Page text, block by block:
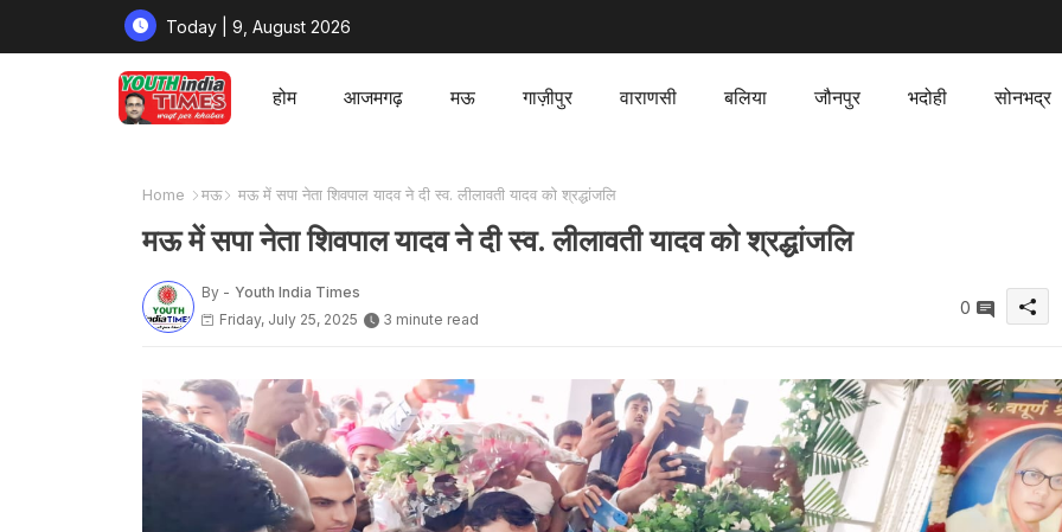
Today | 9, August 2026
होम आजमगढ़ मऊ गाज़ीपुर वाराणसी बलिया जौनपुर भदोही सोनभद्र
Home मऊ मऊ में सपा नेता शिवपाल यादव ने दी स्व. लीलावती यादव को श्रद्धांजलि
मऊ में सपा नेता शिवपाल यादव ने दी स्व. लीलावती यादव को श्रद्धांजलि
By - Youth India Times
Friday, July 25, 2025
3 minute read
0